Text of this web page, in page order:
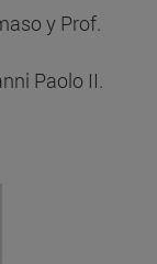
y Prof.
Paolo II.